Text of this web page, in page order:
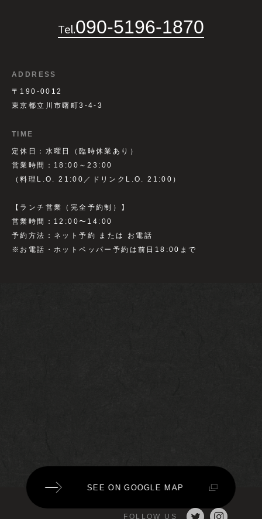
Tel.090-5196-1870
ADDRESS
〒190-0012
東京都立川市曙町3-4-3
TIME
定休日：水曜日（臨時休業あり）
営業時間：18:00～23:00
（料理L.O. 21:00／ドリンクL.O. 21:00）
【ランチ営業（完全予約制）】
営業時間：12:00〜14:00
予約方法：ネット予約 または お電話
※お電話・ホットペッパー予約は前日18:00まで
SEE ON GOOGLE MAP
FOLLOW US